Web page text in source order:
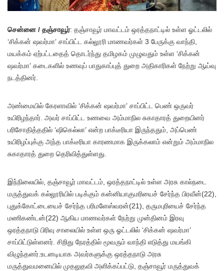
சென்னை / தஞ்சாவூர்: தஞ்சாவூர் மாவட்டம் ஒரத்தநாட்டில் உள்ள ஓட்டலில்
‘சிக்கன் ஷவர்மா’ சாப்பிட்ட கல்லூரி மாணவர்கள் 3 பேருக்கு வாந்தி,
மயக்கம் ஏற்பட்டதைத் தொடர்ந்து தமிழகம் முழுவதும் உள்ள ‘சிக்கன்
ஷவர்மா’ கடைகளில் உணவுப் பாதுகாப்புத் துறை அதிகாரிகள் நேற்று ஆய்வு
நடத்தினர்.
அண்மையில் கேரளாவில் ‘சிக்கன் ஷவர்மா’ சாப்பிட்ட பெண் ஒருவர்
உயிரிழந்தார். அவர் சாப்பிட்ட உணவை அம்மாநில சுகாதாரத் துறையினர்
பரிசோதித்ததில் ‘ஷிகெல்லா’ என்ற பாக்டீரியா இருந்ததும், அப்பெண்
உயிரிழப்புக்கு அந்த பாக்டீரியா காரணமாக இருக்கலாம் என்றும் அம்மாநில
சுகாதாரத் துறை தெரிவித்துள்ளது.
இந்நிலையில், தஞ்சாவூர் மாவட்டம், ஒரத்தநாட்டில் உள்ள அரசு கால்நடை
மருத்துவக் கல்லூரியில் படிக்கும் கன்னியாகுமரியைச் சேர்ந்த பிரவீன்(22),
புதுக்கோட்டையைச் சேர்ந்த பரிமளேஸ்வரன்(21), தருமபுரியைச் சேர்ந்த
மணிகண்டன்(22) ஆகிய மாணவர்கள் நேற்று முன்தினம் இரவு
ஒரத்தநாடு பிரிவு சாலையில் உள்ள ஒரு ஓட்டலில் ‘சிக்கன் ஷவர்மா’
சாப்பிட்டுள்ளனர். சிறிது நேரத்தில் மூவரும் வாந்தி எடுத்து மயங்கி
விழுந்தனர்.உடனடியாக அவர்களுக்கு ஒரத்தநாடு அரசு
மருத்துவமனையில் முதலுதவி அளிக்கப்பட்டு, தஞ்சாவூர் மருத்துவக்